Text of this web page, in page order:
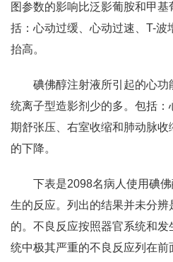
图参数的影响比泛影葡胺和甲
括：心动过缓、心动过速、T-波
抬高。
碘佛醇注射液所引起的心
统离子型造影剂少的多。包括
期舒张压、右室收缩和肺动脉
的下降。
下表是2098名病人使用碘
生的反应。列出的结果并未分
的。不良反应按照器官系统和
统中极其严重的不良反应列在